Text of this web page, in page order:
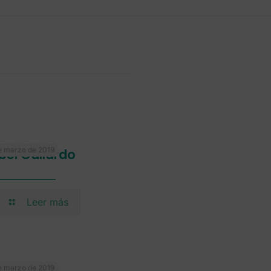
marzo de 2019
Gallardo
Leer más
marzo de 2019